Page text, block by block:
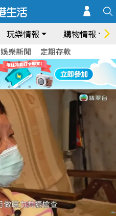
玩樂情報 購物情報
娛樂新聞 定期存款